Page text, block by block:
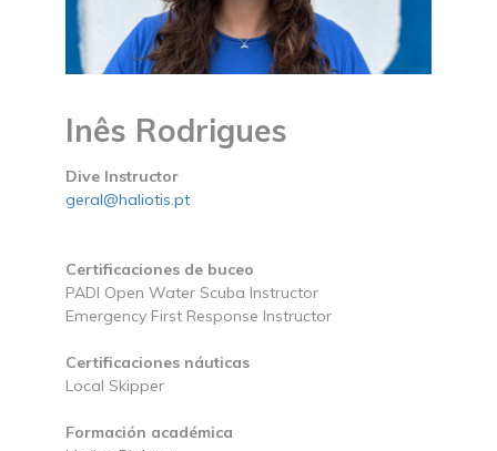
Inês Rodrigues
Dive Instructor
geral@haliotis.pt
Certificaciones de buceo
PADI Open Water Scuba Instructor
Emergency First Response Instructor
Certificaciones náuticas
Local Skipper
Formación académica